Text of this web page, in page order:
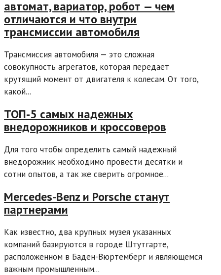
автомат, вариатор, робот — чем
отличаются и что внутри
трансмиссии автомобиля
Трансмиссия автомобиля — это сложная
совокупность агрегатов, которая передает
крутящий момент от двигателя к колесам. От того,
какой...
ТОП-5 самых надежных
внедорожников и кроссоверов
Для того чтобы определить самый надежный
внедорожник необходимо провести десятки и
сотни опытов, а так же сверить огромное...
Mercedes-Benz и Porsche станут
партнерами
Как известно, два крупных музея указанных
компаний базируются в городе Штутгарте,
расположенном в Баден-Вюртемберг и являющемся
важным промышленным...